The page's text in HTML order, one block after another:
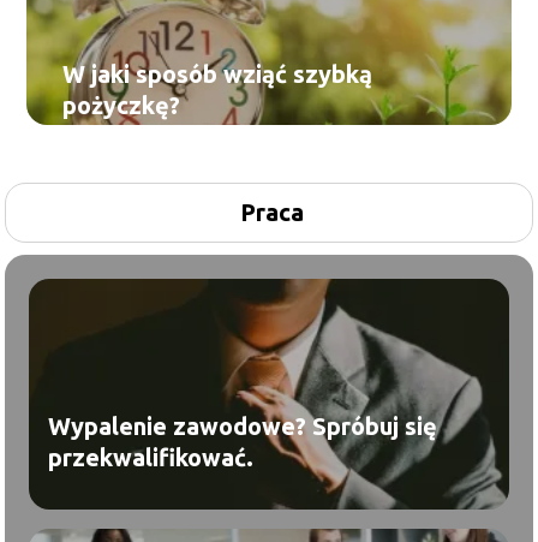
W jaki sposób wziąć szybką
pożyczkę?
Praca
Wypalenie zawodowe? Spróbuj się
przekwalifikować.